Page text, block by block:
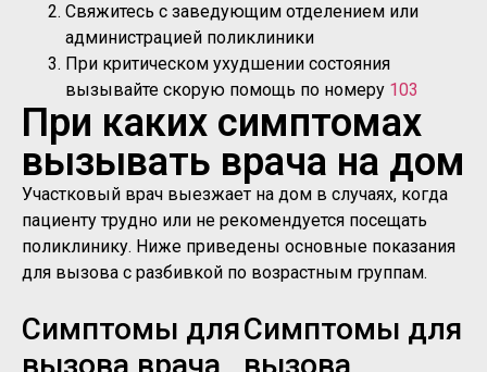
Свяжитесь с заведующим отделением или
администрацией поликлиники
При критическом ухудшении состояния
вызывайте скорую помощь по номеру 103
При каких симптомах
вызывать врача на дом
Участковый врач выезжает на дом в случаях, когда
пациенту трудно или не рекомендуется посещать
поликлинику. Ниже приведены основные показания
для вызова с разбивкой по возрастным группам.
Симптомы для
вызова врача
Симптомы для
вызова